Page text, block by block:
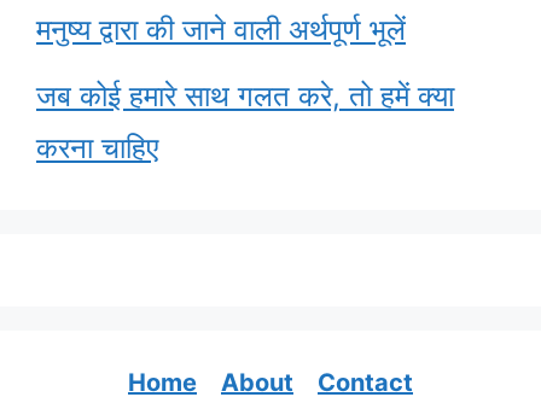
मनुष्य द्वारा की जाने वाली अर्थपूर्ण भूलें
जब कोई हमारे साथ गलत करे, तो हमें क्या
करना चाहिए
Home About Contact